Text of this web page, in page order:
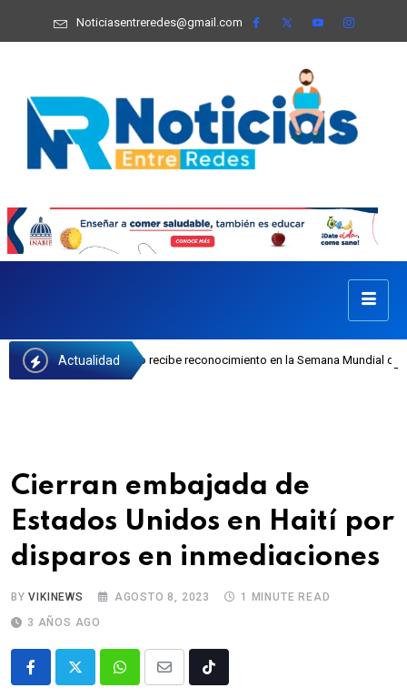
Noticiasentreredes@gmail.com
Actualidad
Castillo recibe reconocimiento en la Semana Mundial de la Lactancia
Cierran embajada de
Estados Unidos en Haití por
disparos en inmediaciones
BYVIKINEWS AGOSTO 8, 2023
1 MINUTE READ
3 AÑOS AGO